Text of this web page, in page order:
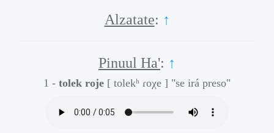
Alzatate: ↑
Pinuul Ha': ↑
1 - tolek roje [ tolekʰ ɾoχe ] "se irá preso"